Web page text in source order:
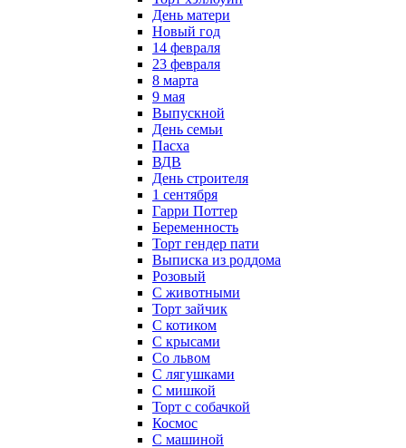
День матери
Новый год
14 февраля
23 февраля
8 марта
9 мая
Выпускной
День семьи
Пасха
ВДВ
День строителя
1 сентября
Гарри Поттер
Беременность
Торт гендер пати
Выписка из роддома
Розовый
С животными
Торт зайчик
С котиком
С крысами
Со львом
С лягушками
С мишкой
Торт с собачкой
Космос
С машиной